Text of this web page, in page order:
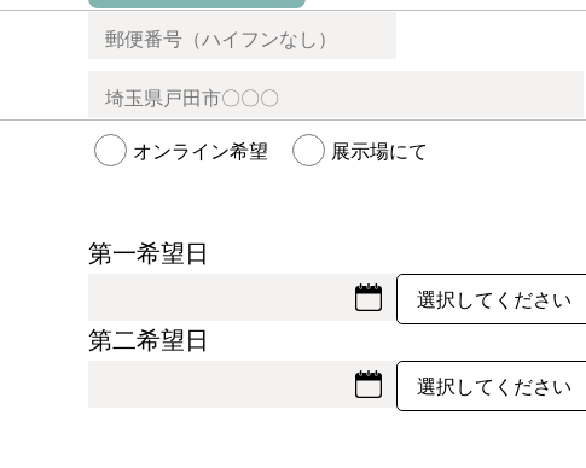
オンライン希望 展示場にて
第一希望日
第二希望日